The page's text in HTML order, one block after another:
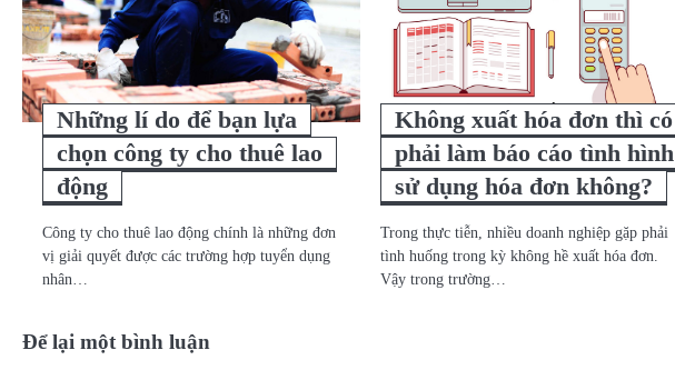
Những lí do để bạn lựa
chọn công ty cho thuê lao
động
Công ty cho thuê lao động chính là những đơn
vị giải quyết được các trường hợp tuyển dụng
nhân…
Không xuất hóa đơn thì có
phải làm báo cáo tình hình
sử dụng hóa đơn không?
Trong thực tiễn, nhiều doanh nghiệp gặp phải
tình huống trong kỳ không hề xuất hóa đơn.
Vậy trong trường…
Để lại một bình luận